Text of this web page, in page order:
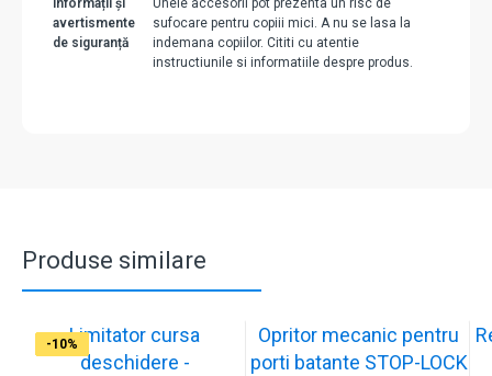
Informații și
avertismente
de siguranță
Unele accesorii pot prezenta un risc de
sufocare pentru copiii mici. A nu se lasa la
indemana copiilor. Cititi cu atentie
instructiunile si informatiile despre produs.
Produse similare
-12%Limitator cursa
deschidere -
-10%
Opritor mecanic pentru
porti batante STOP-LOCK
-10%
-11%
-10%
-11%
-9%
-10%
-11%
-10%